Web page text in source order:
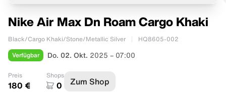
Nike Air Max Dn Roam Cargo Khaki
Black/Cargo Khaki/Stone/Metallic Silver HQ8605-002
Verfügbar Do. 02. Okt. 2025 – 07:00
Preis
180 €
Shops
0 Zum Shop